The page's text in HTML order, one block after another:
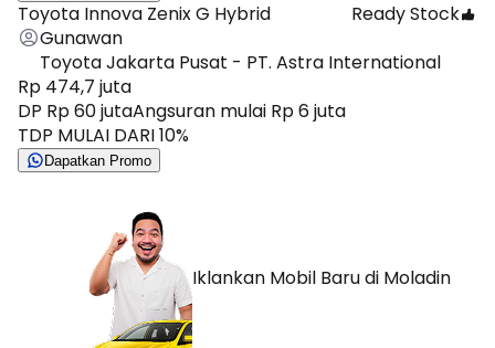
Toyota Innova Zenix G Hybrid
Ready Stock
Gunawan
Toyota Jakarta Pusat - PT. Astra International
Rp 474,7 juta
DP Rp 60 jutaAngsuran mulai Rp 6 juta
TDP MULAI DARI 10%
Dapatkan Promo
Iklankan Mobil Barudi Moladin